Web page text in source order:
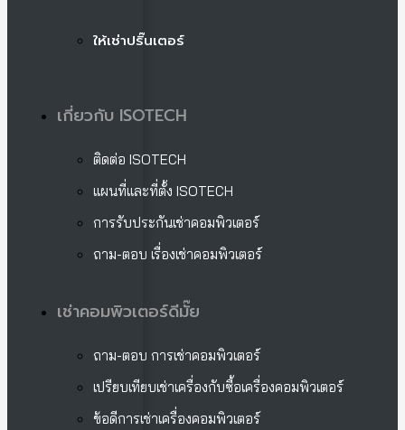
ให้เช่าปริ๊นเตอร์
เกี่ยวกับ ISOTECH
ติดต่อ ISOTECH
แผนที่และที่ตั้ง ISOTECH
การรับประกันเช่าคอมพิวเตอร์
ถาม-ตอบ เรื่องเช่าคอมพิวเตอร์
เช่าคอมพิวเตอร์ดีมั๊ย
ถาม-ตอบ การเช่าคอมพิวเตอร์
เปรียบเทียบเช่าเครื่องกับซื้อเครื่องคอมพิวเตอร์
ข้อดีการเช่าเครื่องคอมพิวเตอร์